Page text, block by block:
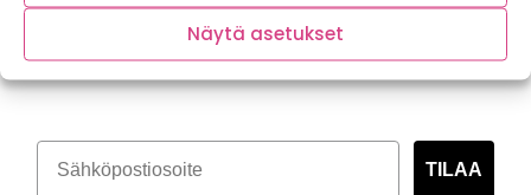
Näytä asetukset
Tilaa kasvispitoinen uutiskirje
TILAA